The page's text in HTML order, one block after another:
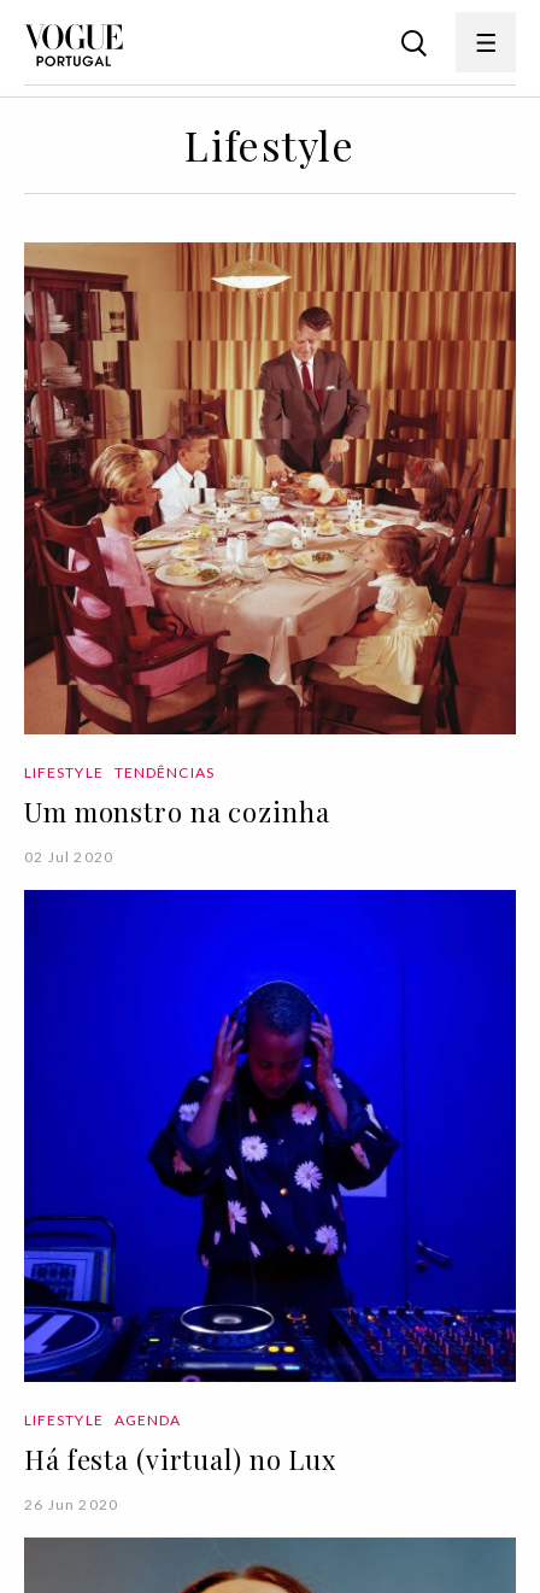
Lifestyle
LIFESTYLE TENDÊNCIAS
Um monstro na cozinha
02 Jul 2020
LIFESTYLE AGENDA
Há festa (virtual) no Lux
26 Jun 2020